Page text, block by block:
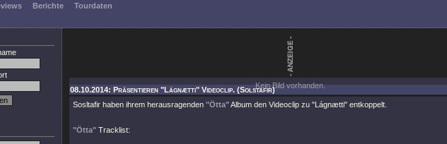
Berichte
Tourdaten
Kein Bild vorhanden.
08.10.2014: Präsentieren "Lágnætti" Videoclip. (Solstafir)
Sosltafir haben ihrem herausragenden "Ötta"Album den Videoclip zu "Lágnætti" entkoppelt.
"Ötta" Tracklist: